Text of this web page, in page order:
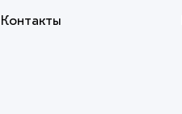
Контакты